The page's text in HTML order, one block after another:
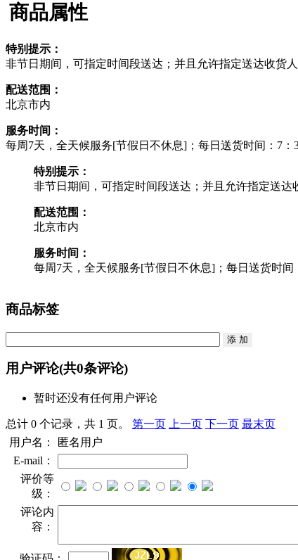
商品属性
特别提示：
非节日期间，可指定时间段送达；并且允许指定送达收货
配送范围：
北京市内
服务时间：
每周7天，全天候服务[节假日不休息]；每日送货时间：7：
特别提示：
非节日期间，可指定时间段送达；并且允许指定送达
配送范围：
北京市内
服务时间：
每周7天，全天候服务[节假日不休息]；每日送货时间
商品标签
用户评论(共0条评论)
暂时还没有任何用户评论
总计 0 个记录，共 1 页。 第一页 上一页 下一页 最末页
用户名：
匿名用户
E-mail：
评价等
级：
评论内
容：